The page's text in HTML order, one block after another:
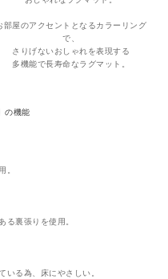
部屋のアクセントとなるカラーリング
で、
さりげないおしゃれを表現する
多機能で長寿命なラグマット。
。
る裏張りを使用。
いる為、床にやさしい。